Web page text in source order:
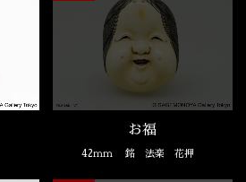
お福
42ｍｍ 銘 法楽 花押